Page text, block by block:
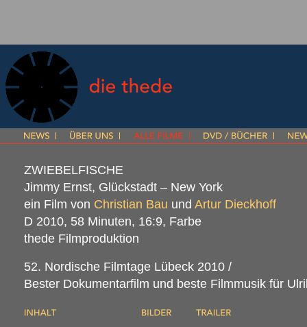
ZWIEBELFISCHE
Jimmy Ernst, Glückstadt – New York
ein Film von Christian Bau und Artur Dieckhoff
D 2010, 58 Minuten, 16:9, Farbe
thede Filmproduktion
52. Nordische Filmtage Lübeck 2010 /
Bester Dokumentarfilm und beste Filmmusik für